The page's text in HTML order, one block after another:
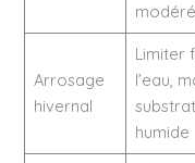
Arrosage
hivernal
Limiter
l’eau,
humide